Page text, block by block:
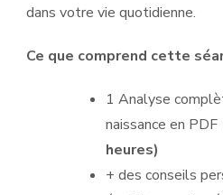
dans votre vie quotidienne.
Ce que comprend cette
1 Analyse
naissance en PDF
heures)
+ des conseils